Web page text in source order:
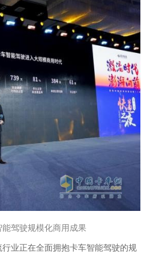
驾驶规模化商用成果
业正在全面拥抱卡车智能驾驶的规